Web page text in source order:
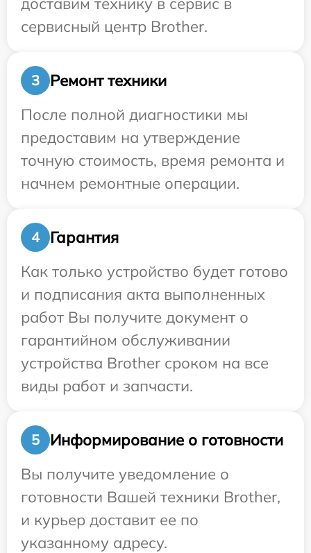
сервисный центр Brother.
3
Ремонт техники
После полной диагностики мы
предоставим на утверждение
точную стоимость, время ремонта и
начнем ремонтные операции.
4
Гарантия
Как только устройство будет готово
и подписания акта выполненных
работ Вы получите документ о
гарантийном обслуживании
устройства Brother сроком на все
виды работ и запчасти.
5
Информирование о готовности
Вы получите уведомление о
готовности Вашей техники Brother,
и курьер доставит ее по
указанному адресу.